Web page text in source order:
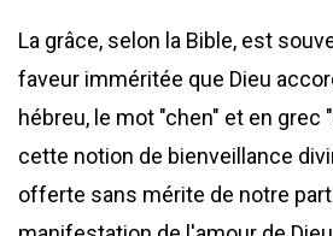
La grâce, selon la Bible, est
faveur imméritée que Dieu
hébreu, le mot "chen" et en grec
cette notion de bienveillance
offerte sans mérite de notre